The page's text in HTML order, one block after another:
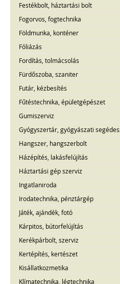
Festékbolt, háztartási bolt
Fogorvos, fogtechnika
Földmunka, konténer
Fóliázás
Fordítás, tolmácsolás
Fürdőszoba, szaniter
Futár, kézbesítés
Fűtéstechnika, épületgépészet
Gumiszerviz
Gyógyszertár, gyógyászati
Hangszer, hangszerbolt
Házépítés, lakásfelújítás
Háztartási gép szerviz
Ingatlaniroda
Irodatechnika, pénztárgép
Játék, ajándék, fotó
Kárpitos, bútorfelújítás
Kerékpárbolt, szerviz
Kertépítés, kertészet
Kisállatkozmetika
Klímatechnika, légtechnika